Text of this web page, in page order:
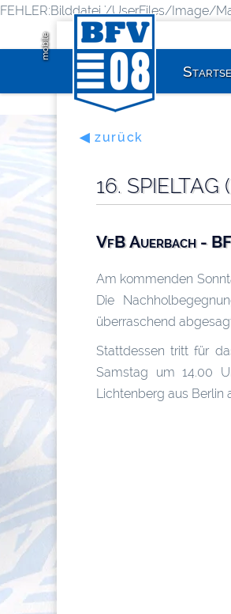
FEHLER:Bilddatei '/UserFiles/Image/
mobile
◀ zurück
16.
VfB Auerbach -
Am kommenden
Die
überraschend
Stattdessen tritt für
Samstag um 14.00
Lichtenberg aus Berlin